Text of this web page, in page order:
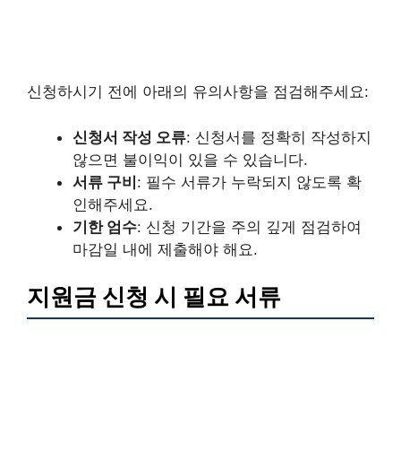
신청하시기 전에 아래의 유의사항을 점검해주세요:
신청서 작성 오류: 신청서를 정확히 작성하지
않으면 불이익이 있을 수 있습니다.
서류 구비: 필수 서류가 누락되지 않도록 확
인해주세요.
기한 엄수: 신청 기간을 주의 깊게 점검하여
마감일 내에 제출해야 해요.
지원금 신청 시 필요 서류